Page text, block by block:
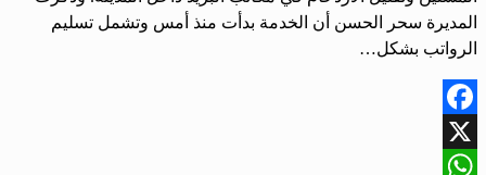
المديرة سحر الحسن أن الخدمة بدأت منذ أمس وتشمل تسليم
الرواتب بشكل…
Facebook
X